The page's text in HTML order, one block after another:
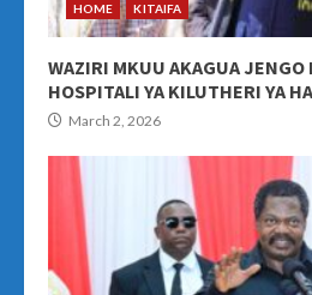
HOME KITAIFA
WAZIRI MKUU AKAGUA JENGO
HOSPITALI YA KILUTHERI YA
March 2, 2026